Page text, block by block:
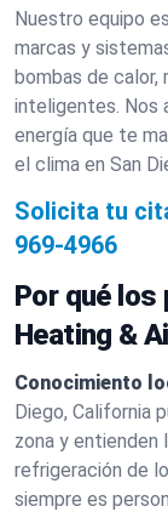
Nuestro equipo
marcas y
bombas de
inteligentes. Nos
energía que te
el clima en San
Solicita tu
969-4966
Por qué los
Heating &
Conocimiento
Diego, California
zona y entienden
refrigeración de
siempre es